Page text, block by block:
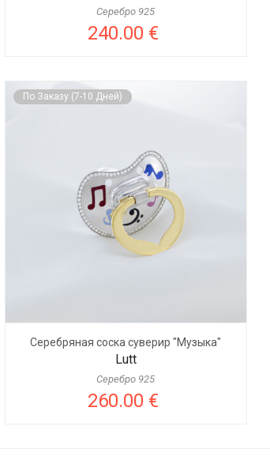
Серебро 925
240.00 €
По Заказу (7-10 Дней)
Серебряная соска суверир "Музыка"
Lutt
Серебро 925
260.00 €